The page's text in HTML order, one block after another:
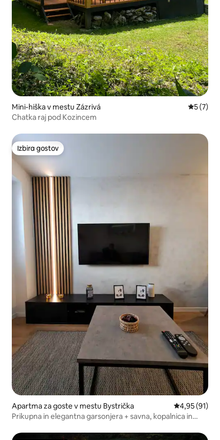
Mini-hiška v mestu Zázrivá
5 (7)
Chatka raj pod Kozincem
Izbira gostov
Izbira gostov
Apartma za goste v mestu Bystrička Povprečna
4,95 (91)
Prikupna in elegantna garsonjera + savna, kopalnica in